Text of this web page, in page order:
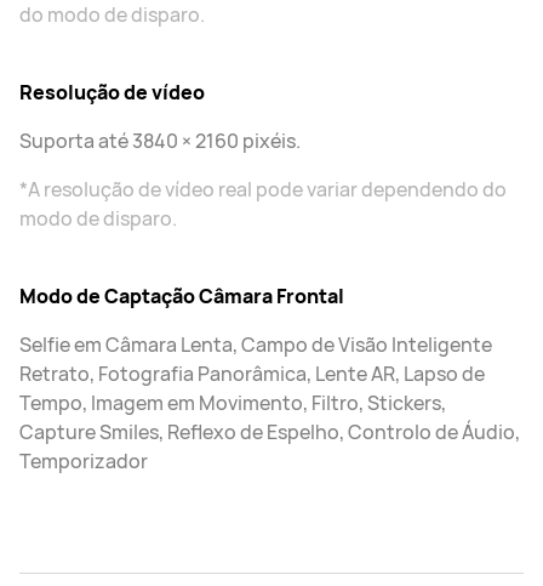
do modo de disparo.
Resolução de vídeo
Suporta até 3840 × 2160 pixéis.
*A resolução de vídeo real pode variar dependendo do
modo de disparo.
Modo de Captação Câmara Frontal
Selfie em Câmara Lenta, Campo de Visão Inteligente
Retrato, Fotografia Panorâmica, Lente AR, Lapso de
Tempo, Imagem em Movimento, Filtro, Stickers,
Capture Smiles, Reflexo de Espelho, Controlo de Áudio,
Temporizador